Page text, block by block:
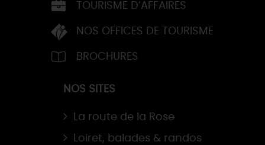
TOURISME D’AFFAIRES
NOS OFFICES DE TOURISME
BROCHURES
NOS SITES
La route de la Rose
Loiret, balades & randos